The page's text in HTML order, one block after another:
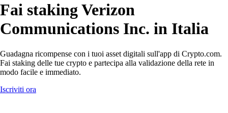
Fai staking Verizon
Communications Inc. in Italia
Guadagna ricompense con i tuoi asset digitali sull'app di Crypto.com.
Fai staking delle tue crypto e partecipa alla validazione della rete in
modo facile e immediato.
Iscriviti ora